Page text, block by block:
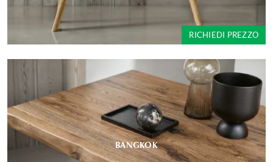
RICHIEDI PREZZO
BANGKOK